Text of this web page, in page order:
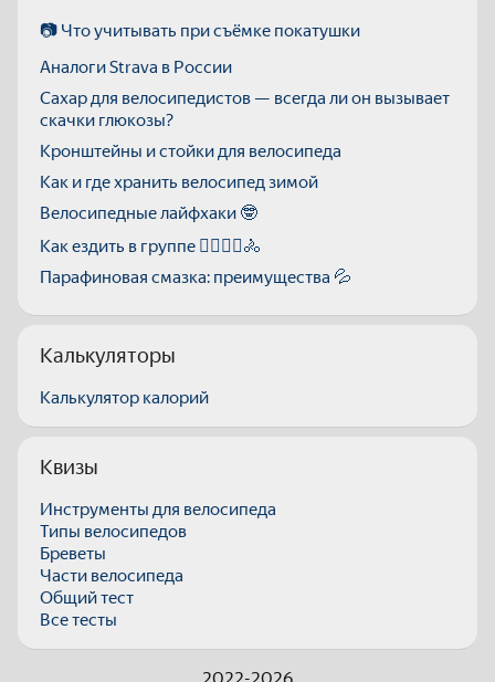
📷 Что учитывать при съёмке покатушки
Аналоги Strava в России
Сахар для велосипедистов — всегда ли он вызывает
скачки глюкозы?
Кронштейны и стойки для велосипеда
Как и где хранить велосипед зимой
Велосипедные лайфхаки 🤓
Как ездить в группе 🚴‍♂️🚴‍♀️🚴
Парафиновая смазка: преимущества 💦
Калькуляторы
Калькулятор калорий
Квизы
Инструменты для велосипеда
Типы велосипедов
Бреветы
Части велосипеда
Общий тест
Все тесты